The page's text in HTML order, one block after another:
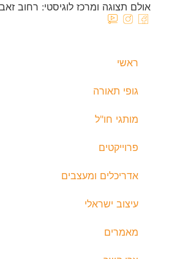
אולם תצוגה ומרכז לוגיסטי: רחוב זאב בלפר
ראשי
גופי תאורה
מותגי חו"ל
פרוייקטים
אדריכלים ומעצבים
עיצוב ישראלי
מאמרים